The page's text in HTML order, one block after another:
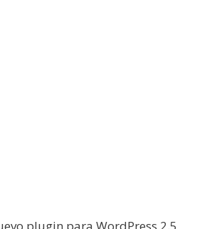
plugin para WordPress 2.5